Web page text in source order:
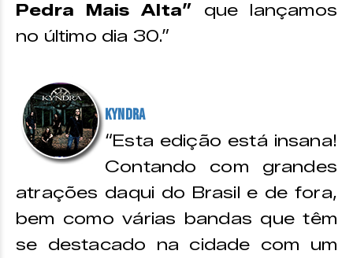
Pedra Mais Alta” que lançamos
no último dia 30.”
Kyndra
“Esta edição está insana!
Contando com grandes
atrações daqui do Brasil e de fora,
bem como várias bandas que têm
se destacado na cidade com um